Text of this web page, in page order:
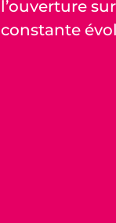
l’ouverture
constante